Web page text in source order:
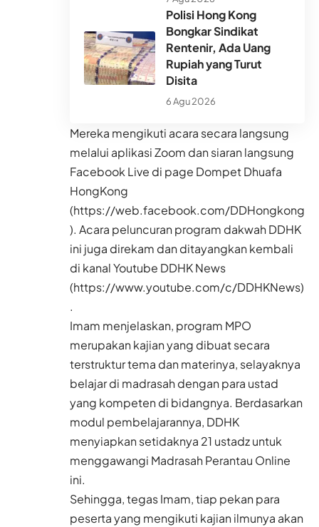
Polisi Hong Kong
Bongkar Sindikat
Rentenir, Ada Uang
Rupiah yang Turut
Disita
6 Agu 2026
Mereka mengikuti acara secara langsung
melalui aplikasi Zoom dan siaran langsung
Facebook Live di page Dompet Dhuafa
HongKong
(https://web.facebook.com/DDHongkong
). Acara peluncuran program dakwah DDHK
ini juga direkam dan ditayangkan kembali
di kanal Youtube DDHK News
(https://www.youtube.com/c/DDHKNews)
.
Imam menjelaskan, program MPO
merupakan kajian yang dibuat secara
terstruktur tema dan materinya, selayaknya
belajar di madrasah dengan para ustad
yang kompeten di bidangnya. Berdasarkan
modul pembelajarannya, DDHK
menyiapkan setidaknya 21 ustadz untuk
menggawangi Madrasah Perantau Online
ini.
Sehingga, tegas Imam, tiap pekan para
peserta yang mengikuti kajian ilmunya akan